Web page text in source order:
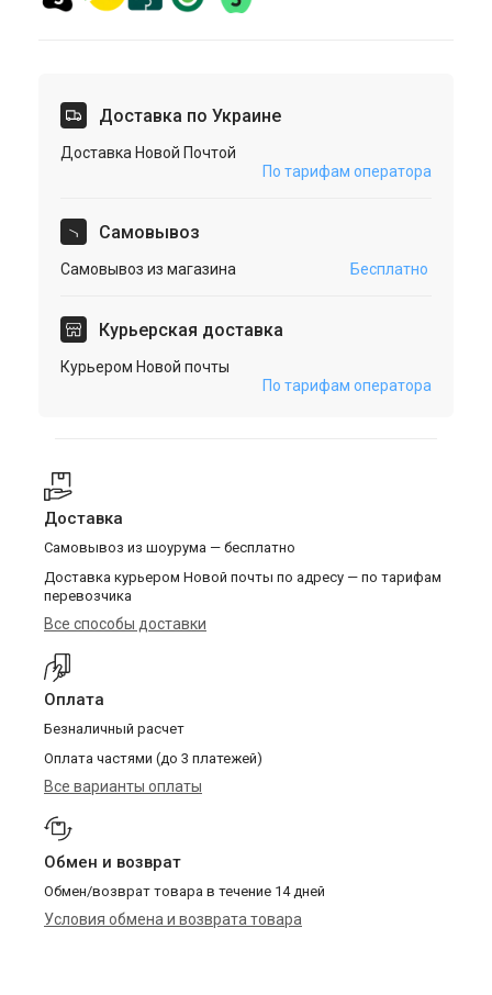
Доставка по Украине
Доставка Новой Почтой
По тарифам оператора
Cамовывоз
Самовывоз из магазина Бесплатно
Курьерская доставка
Курьером Новой почты
По тарифам оператора
Доставка
Самовывоз из шоурума — бесплатно
Доставка курьером Новой почты по адресу — по тарифам
перевозчика
Все способы доставки
Оплата
Безналичный расчет
Оплата частями (до 3 платежей)
Все варианты оплаты
Обмен и возврат
Обмен/возврат товара в течение 14 дней
Условия обмена и возврата товара